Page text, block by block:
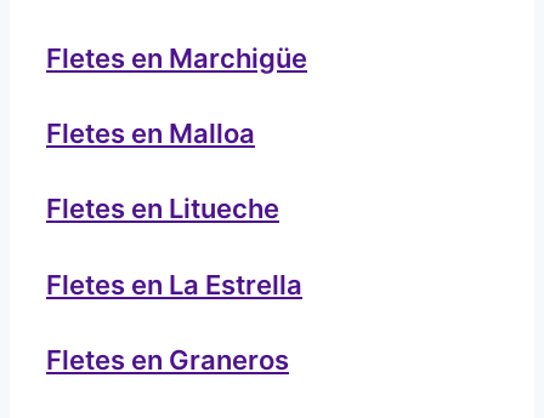
Fletes en Marchigüe
Fletes en Malloa
Fletes en Litueche
Fletes en La Estrella
Fletes en Graneros